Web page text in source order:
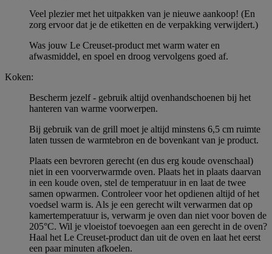
Veel plezier met het uitpakken van je nieuwe aankoop! (En
zorg ervoor dat je de etiketten en de verpakking verwijdert.)
Was jouw Le Creuset-product met warm water en
afwasmiddel, en spoel en droog vervolgens goed af.
Koken:
Bescherm jezelf - gebruik altijd ovenhandschoenen bij het
hanteren van warme voorwerpen.
Bij gebruik van de grill moet je altijd minstens 6,5 cm ruimte
laten tussen de warmtebron en de bovenkant van je product.
Plaats een bevroren gerecht (en dus erg koude ovenschaal)
niet in een voorverwarmde oven. Plaats het in plaats daarvan
in een koude oven, stel de temperatuur in en laat de twee
samen opwarmen. Controleer voor het opdienen altijd of het
voedsel warm is. Als je een gerecht wilt verwarmen dat op
kamertemperatuur is, verwarm je oven dan niet voor boven de
205°C. Wil je vloeistof toevoegen aan een gerecht in de oven?
Haal het Le Creuset-product dan uit de oven en laat het eerst
een paar minuten afkoelen.